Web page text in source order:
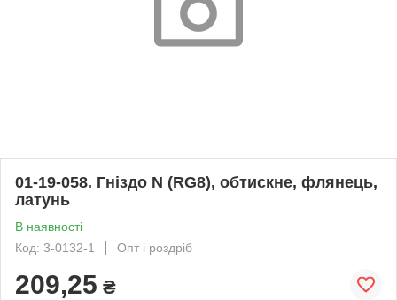
01-19-058. Гніздо N (RG8), обтискне, флянець,
латунь
В наявності
Код: 3-0132-1
Опт і роздріб
209,25 ₴